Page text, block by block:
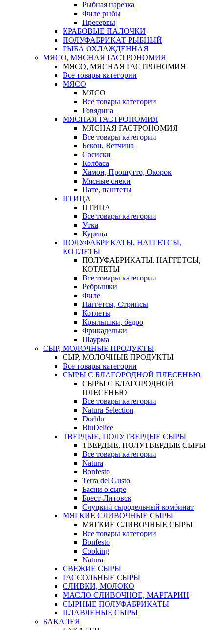
Рыбная нарезка
Филе рыбы
Пресервы
КРАБОВЫЕ ПАЛОЧКИ
ПОЛУФАБРИКАТ РЫБНЫЙ
РЫБА ОХЛАЖДЕННАЯ
МЯСО, МЯСНАЯ ГАСТРОНОМИЯ
МЯСО, МЯСНАЯ ГАСТРОНОМИЯ
Все товары категории
МЯСО
МЯСО
Все товары категории
Говядина
МЯСНАЯ ГАСТРОНОМИЯ
МЯСНАЯ ГАСТРОНОМИЯ
Все товары категории
Бекон, Ветчина
Сосиски
Колбаса
Хамон, Прошутто, Окорок
Мясные снеки
Пате, паштеты
ПТИЦА
ПТИЦА
Все товары категории
Утка
Курица
ПОЛУФАБРИКАТЫ, НАГГЕТСЫ,
КОТЛЕТЫ
ПОЛУФАБРИКАТЫ, НАГГЕТСЫ,
КОТЛЕТЫ
Все товары категории
Ребрышки
Филе
Наггетсы, Стрипсы
Котлеты
Крылышки, бедро
Фрикадельки
Шаурма
СЫР, МОЛОЧНЫЕ ПРОДУКТЫ
СЫР, МОЛОЧНЫЕ ПРОДУКТЫ
Все товары категории
СЫРЫ С БЛАГОРОДНОЙ ПЛЕСЕНЬЮ
СЫРЫ С БЛАГОРОДНОЙ
ПЛЕСЕНЬЮ
Все товары категории
Natura Selection
Dorblu
BluDelice
ТВЕРДЫЕ, ПОЛУТВЕРДЫЕ СЫРЫ
ТВЕРДЫЕ, ПОЛУТВЕРДЫЕ СЫРЫ
Все товары категории
Natura
Bonfesto
Terra del Gusto
Басни о сыре
Брест-Литовск
Слуцкий сыродельный комбинат
МЯГКИЕ СЛИВОЧНЫЕ СЫРЫ
МЯГКИЕ СЛИВОЧНЫЕ СЫРЫ
Все товары категории
Bonfesto
Cooking
Natura
СВЕЖИЕ СЫРЫ
РАССОЛЬНЫЕ СЫРЫ
СЛИВКИ, МОЛОКО
МАСЛО СЛИВОЧНОЕ, МАРГАРИН
СЫРНЫЕ ПОЛУФАБРИКАТЫ
ПЛАВЛЕНЫЕ СЫРЫ
БАКАЛЕЯ